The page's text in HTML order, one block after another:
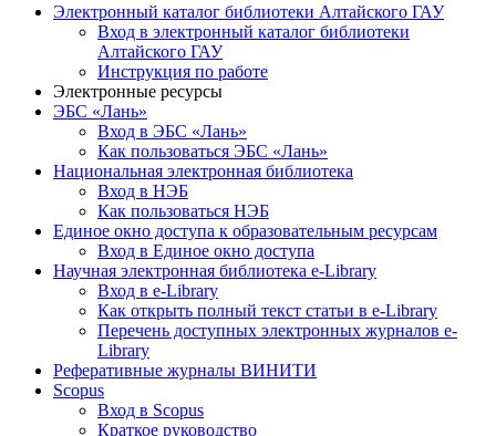
Электронный каталог библиотеки Алтайского ГАУ
Вход в электронный каталог библиотеки
Алтайского ГАУ
Инструкция по работе
Электронные ресурсы
ЭБС «Лань»
Вход в ЭБС «Лань»
Как пользоваться ЭБС «Лань»
Национальная электронная библиотека
Вход в НЭБ
Как пользоваться НЭБ
Единое окно доступа к образовательным ресурсам
Вход в Единое окно доступа
Научная электронная библиотека e-Library
Вход в e-Library
Как открыть полный текст статьи в e-Library
Перечень доступных электронных журналов e-
Library
Реферативные журналы ВИНИТИ
Scopus
Вход в Scopus
Краткое руководство